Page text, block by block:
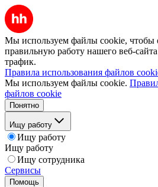
Мы используем файлы cookie, чтобы
правильную работу нашего веб-
трафик.
Правила использования файлов
Мы используем файлы cookie.
файлов cookie
Понятно
Ищу работу
Ищу работу
Ищу работу
Ищу сотрудника
Сервисы
Помощь